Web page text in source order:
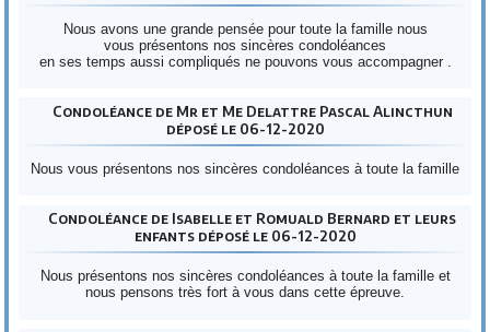
Nous avons une grande pensée pour toute la famille nous
vous présentons nos sincères condoléances
en ses temps aussi compliqués ne pouvons vous accompagner .
Condoléance de Mr et Me Delattre Pascal Alincthun
déposé le 06-12-2020
Nous vous présentons nos sincères condoléances à toute la famille
Condoléance de Isabelle et Romuald Bernard et leurs
enfants déposé le 06-12-2020
Nous présentons nos sincères condoléances à toute la famille et
nous pensons très fort à vous dans cette épreuve.